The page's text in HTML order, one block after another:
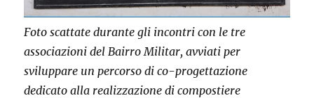
Foto scattate durante gli incontri con le tre
associazioni del Bairro Militar, avviati per
sviluppare un percorso di co-progettazione
dedicato alla realizzazione di compostiere